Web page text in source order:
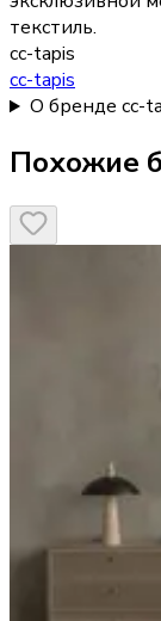
текстиль.
cc-tapis
cc-tapis
О бренде cc-
Похожие